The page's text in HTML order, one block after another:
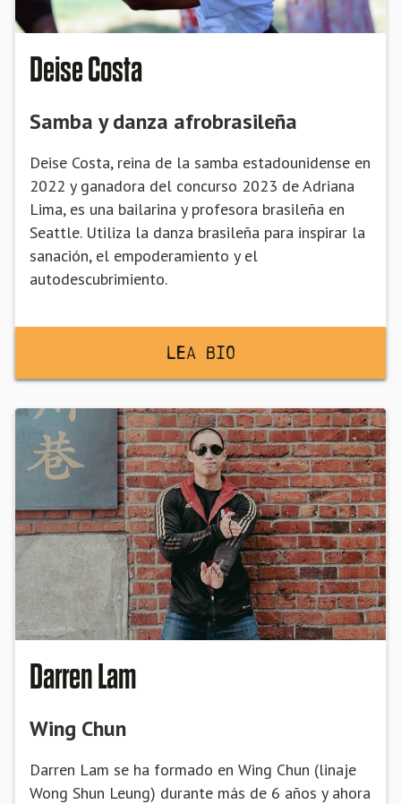
Deise Costa
Samba y danza afrobrasileña
Deise Costa, reina de la samba estadounidense en
2022 y ganadora del concurso 2023 de Adriana
Lima, es una bailarina y profesora brasileña en
Seattle. Utiliza la danza brasileña para inspirar la
sanación, el empoderamiento y el
autodescubrimiento.
Lea BiO
Darren Lam
Wing Chun
Darren Lam se ha formado en Wing Chun (linaje
Wong Shun Leung) durante más de 6 años y ahora